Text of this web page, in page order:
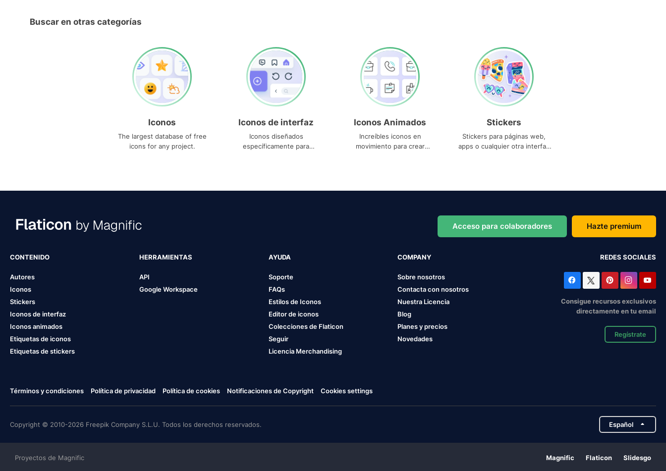
Buscar en otras categorías
Iconos
The largest database of free
icons for any project.
Iconos de interfaz
Iconos diseñados
específicamente para
Iconos Animados
Increíbles iconos en
movimiento para crear
Stickers
Stickers para páginas web,
apps o cualquier otra interfaz
Acceso para colaboradores Hazte premium
CONTENIDO
Autores
Iconos
Stickers
Iconos de interfaz
Iconos animados
Etiquetas de iconos
Etiquetas de stickers
HERRAMIENTAS
API
Google Workspace
AYUDA
Soporte
FAQs
Estilos de Iconos
Editor de iconos
Colecciones de Flaticon
Seguir
Licencia Merchandising
COMPANY
Sobre nosotros
Contacta con nosotros
Nuestra Licencia
Blog
Planes y precios
Novedades
REDES SOCIALES
Consigue recursos exclusivos
directamente en tu email
Regístrate
Términos y condiciones Política de privacidad Política de cookies Notificaciones de Copyright Cookies settings
Copyright © 2010-2026 Freepik Company S.L.U. Todos los derechos reservados. Español
Proyectos de Magnific Magnific Flaticon Slidesgo